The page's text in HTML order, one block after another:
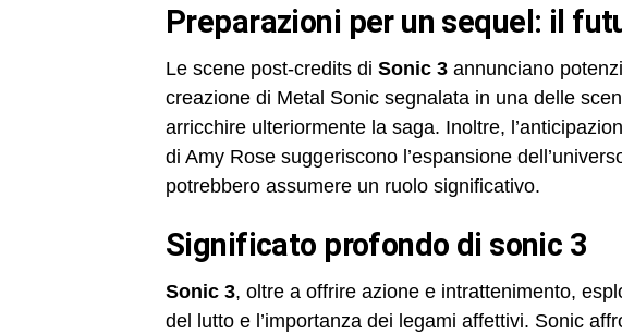
preparazioni per un sequel: il
Le scene post-credits di Sonic 3 annunciano
creazione di Metal Sonic segnalata in una delle
arricchire ulteriormente la saga. Inoltre,
di Amy Rose suggeriscono l’espansione
potrebbero assumere un ruolo significativo.
significato profondo di sonic 3
Sonic 3, oltre a offrire azione e intrattenimento,
del lutto e l’importanza dei legami affettivi. Sonic